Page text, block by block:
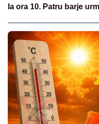
la ora 10. Patru barje